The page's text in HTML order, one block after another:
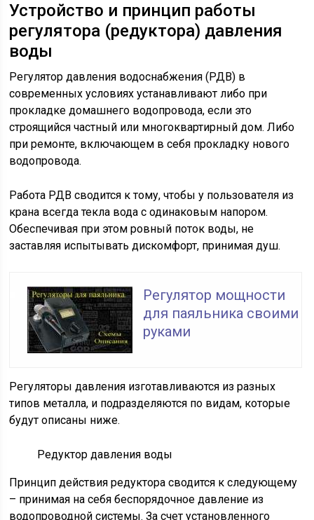
Устройство и принцип работы
регулятора (редуктора) давления
воды
Регулятор давления водоснабжения (РДВ) в
современных условиях устанавливают либо при
прокладке домашнего водопровода, если это
строящийся частный или многоквартирный дом. Либо
при ремонте, включающем в себя прокладку нового
водопровода.
Работа РДВ сводится к тому, чтобы у пользователя из
крана всегда текла вода с одинаковым напором.
Обеспечивая при этом ровный поток воды, не
заставляя испытывать дискомфорт, принимая душ.
Регулятор мощности
для паяльника своими
руками
Регуляторы давления изготавливаются из разных
типов металла, и подразделяются по видам, которые
будут описаны ниже.
Редуктор давления воды
Принцип действия редуктора сводится к следующему
– принимая на себя беспорядочное давление из
водопроводной системы. За счет установленного